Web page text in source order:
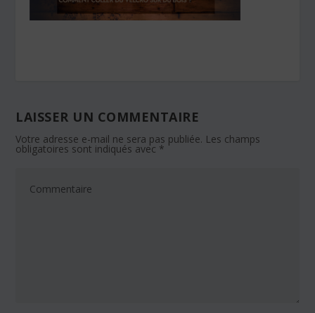
LAISSER UN COMMENTAIRE
Votre adresse e-mail ne sera pas publiée. Les champs
obligatoires sont indiqués avec *